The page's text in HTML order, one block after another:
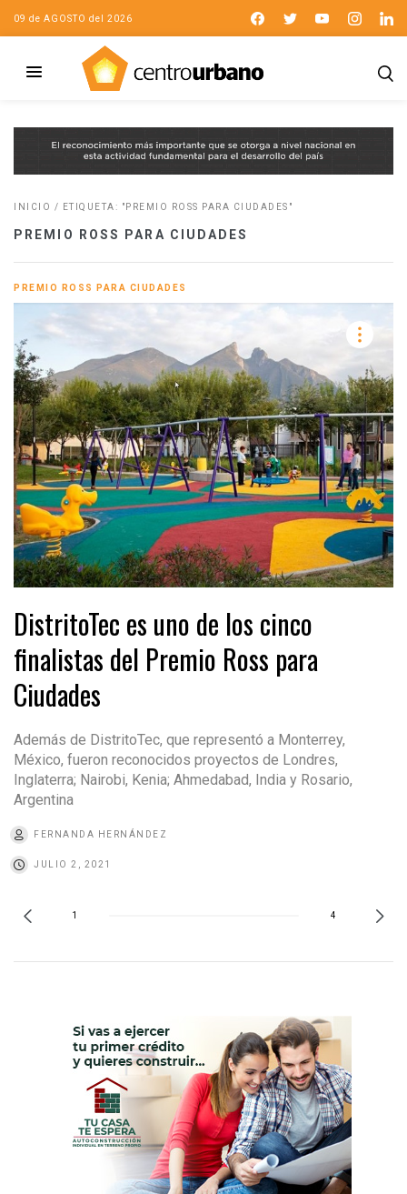
09 de AGOSTO del 2026
INICIO / ETIQUETA: "PREMIO ROSS PARA CIUDADES"
PREMIO ROSS PARA CIUDADES
PREMIO ROSS PARA CIUDADES
DistritoTec es uno de los cinco
finalistas del Premio Ross para
Ciudades
Además de DistritoTec, que representó a Monterrey,
México, fueron reconocidos proyectos de Londres,
Inglaterra; Nairobi, Kenia; Ahmedabad, India y Rosario,
Argentina
FERNANDA HERNÁNDEZ
JULIO 2, 2021
1 4